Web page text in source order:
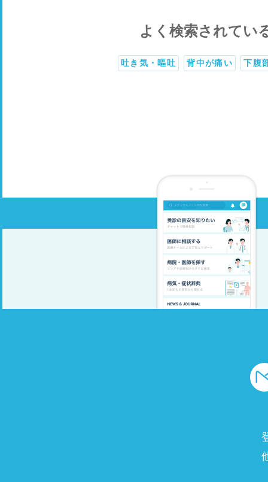
よく検索されてい
吐き気・嘔吐 背中が痛い 下腹